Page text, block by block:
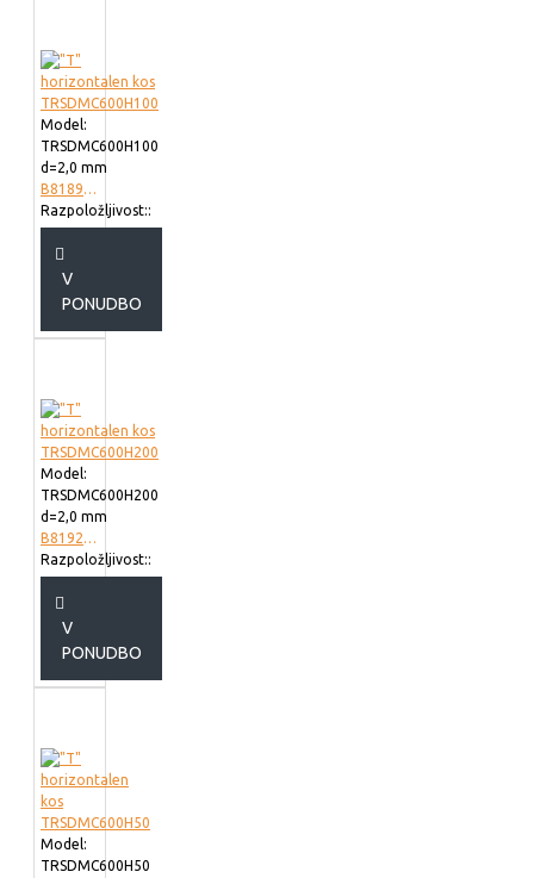
Model:
TRSDMC600H100
d=2,0 mm
B818960
Razpoložljivost::
V
PONUDBO
Model:
TRSDMC600H200
d=2,0 mm
B819260
Razpoložljivost::
V
PONUDBO
Model:
TRSDMC600H50